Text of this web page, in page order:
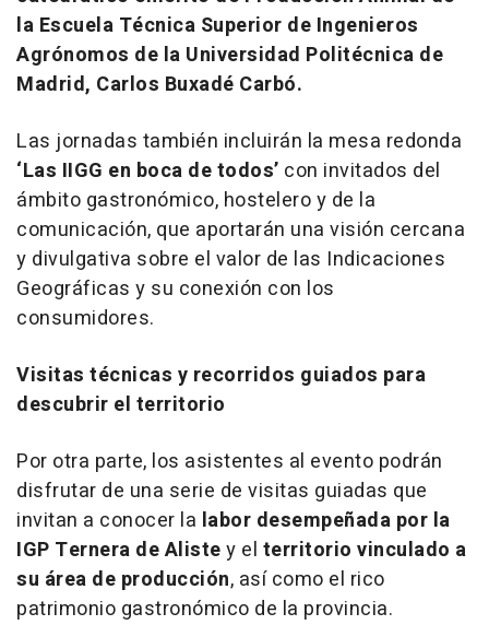
la Escuela Técnica Superior de Ingenieros
Agrónomos de la Universidad Politécnica de
Madrid, Carlos Buxadé Carbó.
Las jornadas también incluirán la mesa redonda
‘Las IIGG en boca de todos’ con invitados del
ámbito gastronómico, hostelero y de la
comunicación, que aportarán una visión cercana
y divulgativa sobre el valor de las Indicaciones
Geográficas y su conexión con los
consumidores.
Visitas técnicas y recorridos guiados para
descubrir el territorio
Por otra parte, los asistentes al evento podrán
disfrutar de una serie de visitas guiadas que
invitan a conocer la labor desempeñada por la
IGP Ternera de Alistey el territorio vinculado a
su área de producción, así como el rico
patrimonio gastronómico de la provincia.